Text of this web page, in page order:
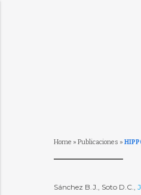
Home » Publicaciones »
Sánchez B.J., Soto D.C.,